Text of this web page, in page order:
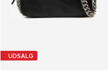
UDSALG